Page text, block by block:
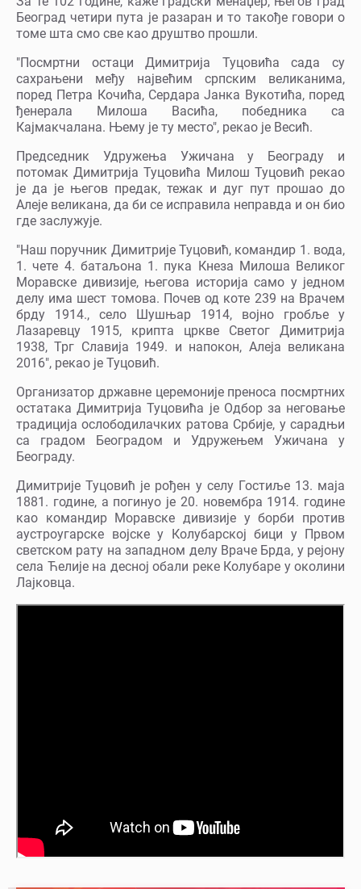
Београд четири пута је разаран и то такође говори о
томе шта смо све као друштво прошли.
"Посмртни остаци Димитрија Туцовића сада су
сахрањени међу највећим српским великанима,
поред Петра Кочића, Сердара Јанка Вукотића, поред
ђенерала Милоша Васића, победника са
Кајмакчалана. Њему је ту место", рекао је Весић.
Председник Удружења Ужичана у Београду и
потомак Димитрија Туцовића Милош Туцовић рекао
је да је његов предак, тежак и дуг пут прошао до
Алеје великана, да би се исправила неправда и он био
где заслужује.
"Наш поручник Димитрије Туцовић, командир 1. вода,
1. чете 4. батаљона 1. пука Кнеза Милоша Великог
Моравске дивизије, његова историја само у једном
делу има шест томова. Почев од коте 239 на Врачем
брду 1914., село Шушњар 1914, војно гробље у
Лазаревцу 1915, крипта цркве Светог Димитрија
1938, Трг Славија 1949. и напокон, Алеја великана
2016", рекао је Туцовић.
Организатор државне церемоније преноса посмртних
остатака Димитрија Туцовића је Одбор за неговање
традиција ослободилачких ратова Србије, у сарадњи
са градом Београдом и Удружењем Ужичана у
Београду.
Димитрије Туцовић је рођен у селу Гостиље 13. маја
1881. године, а погинуо је 20. новембра 1914. године
као командир Моравске дивизије у борби против
аустроугарске војске у Колубарској бици у Првом
светском рату на западном делу Враче Брда, у рејону
села Ћелије на десној обали реке Колубаре у околини
Лајковца.